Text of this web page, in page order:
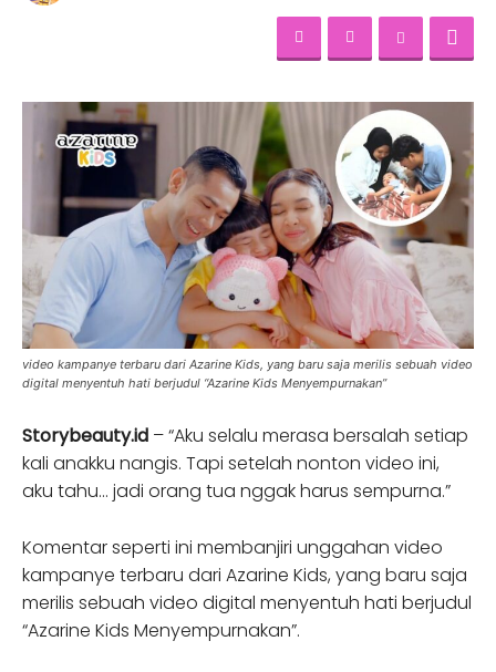
video kampanye terbaru dari Azarine Kids, yang baru saja merilis sebuah video
digital menyentuh hati berjudul “Azarine Kids Menyempurnakan”
Storybeauty.id – “Aku selalu merasa bersalah setiap
kali anakku nangis. Tapi setelah nonton video ini,
aku tahu… jadi orang tua nggak harus sempurna.”
Komentar seperti ini membanjiri unggahan video
kampanye terbaru dari Azarine Kids, yang baru saja
merilis sebuah video digital menyentuh hati berjudul
“Azarine Kids Menyempurnakan”.